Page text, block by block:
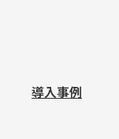
導入事例